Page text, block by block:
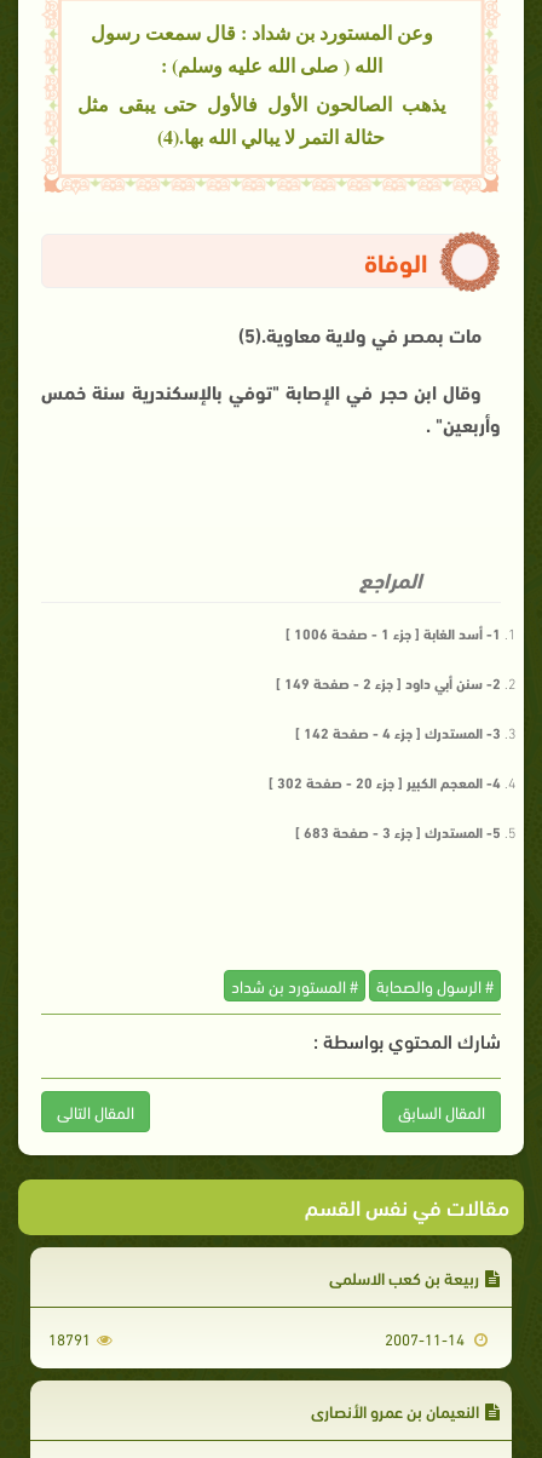
وعن المستورد بن شداد : قال سمعت رسول
الله ( صلى الله عليه وسلم) :
يذهب الصالحون الأول فالأول حتى يبقى مثل
حثالة التمر لا يبالي الله بها.(4)
الوفاة
مات بمصر في ولاية معاوية.(5)
وقال ابن حجر في الإصابة "توفي بالإسكندرية سنة خمس
وأربعين" .
المراجع
1- أسد الغابة [ جزء 1 - صفحة 1006 ]
2- سنن أبي داود [ جزء 2 - صفحة 149 ]
3- المستدرك [ جزء 4 - صفحة 142 ]
4- المعجم الكبير [ جزء 20 - صفحة 302 ]
5- المستدرك [ جزء 3 - صفحة 683 ]
# الرسول والصحابة # المستورد بن شداد
شارك المحتوي بواسطة :
المقال السابق المقال التالى
مقالات في نفس القسم
ربيعة بن كعب الاسلمى
18791
النعيمان بن عمرو الأنصارى